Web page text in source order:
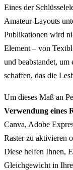
Eines der
Amateur-Layouts
Publikationen wird
Element – von
und beabstandet, um
schaffen, das die
Um dieses Maß an
Verwendung eines
Canva, Adobe
Raster zu aktivieren
Diese helfen Ihnen,
Gleichgewicht in